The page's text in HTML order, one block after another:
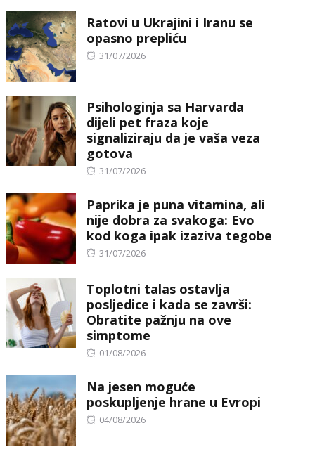
Ratovi u Ukrajini i Iranu se
opasno prepliću
Posted
31/07/2026
Psihologinja sa Harvarda
dijeli pet fraza koje
signaliziraju da je vaša veza
gotova
Posted
31/07/2026
Paprika je puna vitamina, ali
nije dobra za svakoga: Evo
kod koga ipak izaziva tegobe
Posted
31/07/2026
Toplotni talas ostavlja
posljedice i kada se završi:
Obratite pažnju na ove
simptome
Posted
01/08/2026
Na jesen moguće
poskupljenje hrane u Evropi
Posted
04/08/2026